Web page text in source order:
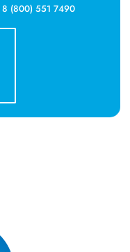
8 (800) 551 7490